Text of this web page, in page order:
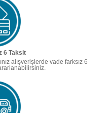
6 Taksit
alışverişlerde vade farksız 6